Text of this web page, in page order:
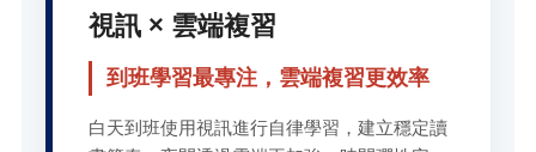
視訊 × 雲端複習
到班學習最專注，雲端複習更效率
白天到班使用視訊進行自律學習，建立穩定讀